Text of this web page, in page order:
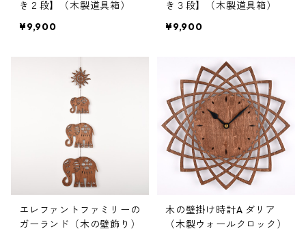
き２段】（木製道具箱）
¥9,900
き３段】（木製道具箱）
¥9,900
エレファントファミリーの
ガーランド（木の壁飾り）
木の壁掛け時計A ダリア
（木製ウォールクロック）